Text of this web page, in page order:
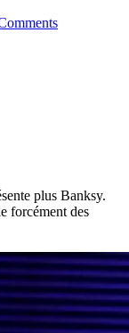
plus Banksy.
forcément des